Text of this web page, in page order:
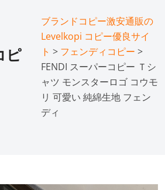
ピ
ブランドコピー激安通販の
Levelkopi コピー優良サイ
ト > フェンディコピー >
FENDI スーパーコピー Ｔシ
ャツ モンスターロゴ コウモ
リ 可愛い 純綿生地 フェン
ディ